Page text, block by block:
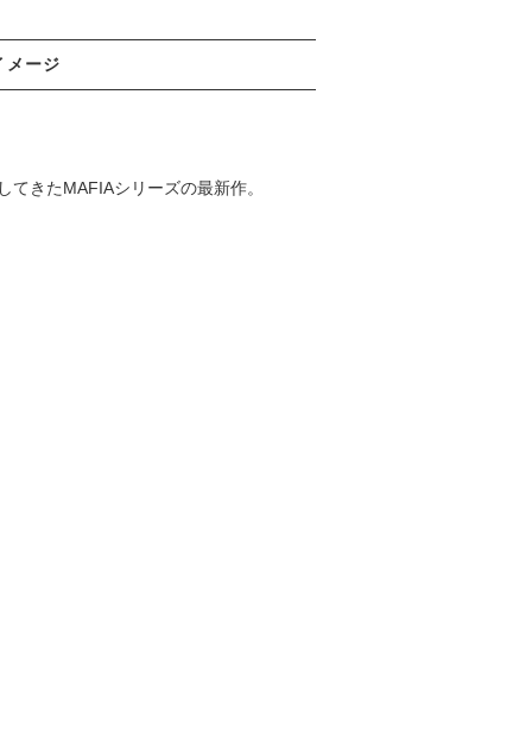
メージ
きたMAFIAシリーズの最新作。